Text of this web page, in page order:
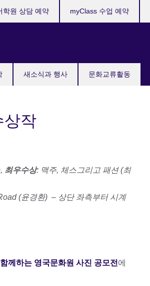
새소식과 행사 문화교류활동
학원 상담 예약 myClass 수업 예약
상작
최우수상: 맥주, 체스 그리고 패션(최
(윤경환) – 상단좌측부터 시계
께하는 영국문화원 사진 공모전 에